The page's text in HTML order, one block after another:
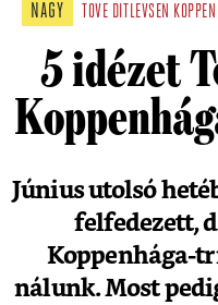
NAGY TOVE DITLEVSEN
5 idézet
Június utolsó
felfedezett,
Koppenhága-
nálunk. Most